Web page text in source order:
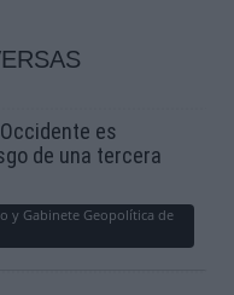
es
de una tercera
y Gabinete Geopolítica de